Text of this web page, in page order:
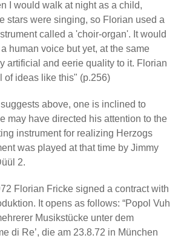
I would walk at night as a child,
stars were singing, so Florian used a
called a 'choir-organ'. It would
human voice but yet, at the same
artificial and eerie quality to it. Florian
of ideas like this" (p.256)
above, one is inclined to
may have directed his attention to the
instrument for realizing Herzogs
was played at that time by Jimmy
2.
Florian Fricke signed a contract with
It opens as follows: “Popol Vuh
Musikstücke unter dem
di Re’, die am 23.8.72 in München